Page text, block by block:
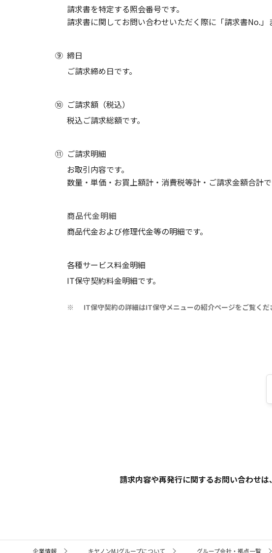
請求書を特定する照会番号です。
請求書に関してお問い合わせいただく際に「請求書No.」
⑨ 締日
ご請求締め日です。
⑩ ご請求額（税込）
税込ご請求総額です。
⑪ ご請求明細
お取引内容です。
数量・単価・お買上額計・消費税等計・ご請求金額合計で
商品代金明細
商品代金および修理代金等の明細です。
各種サービス料金明細
IT保守契約料金明細です。
※ IT保守契約の詳細はIT保守メニューの紹介ページをご覧くだ
請求内容や再発行に関するお問い合わせ
企業情報 キヤノンMJグループについて グループ会社・拠点一覧